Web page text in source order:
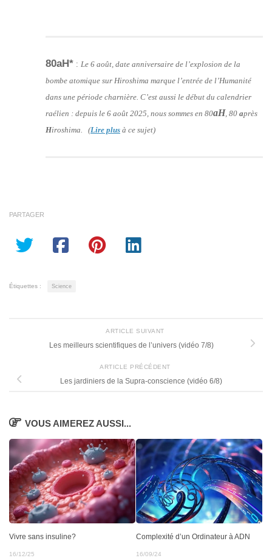
80aH* : Le 6 août, date anniversaire de l’explosion de la
bombe atomique sur Hiroshima marque l’entrée de l’Humanité
dans une période charnière. C’est aussi le début du calendrier
raélien : depuis le 6 août 2025, nous sommes en 80aH, 80 après
Hiroshima. (Lire plus à ce sujet)
PARTAGER
Étiquettes : Science
ARTICLE SUIVANT
Les meilleurs scientifiques de l’univers (vidéo 7/8)
ARTICLE PRÉCÉDENT
Les jardiniers de la Supra-conscience (vidéo 6/8)
VOUS AIMEREZ AUSSI...
Vivre sans insuline?
16/12/25
Complexité d’un Ordinateur à ADN
16/09/24